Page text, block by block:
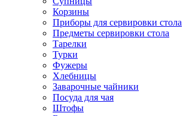
Корзины
Приборы для сервировки стола
Предметы сервировки стола
Тарелки
Турки
Фужеры
Хлебницы
Заварочные чайники
Посуда для чая
Штофы